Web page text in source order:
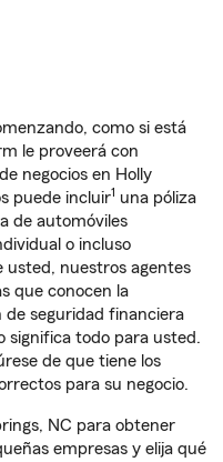
como si está
le proveerá con
negocios en Holly
puede incluir1 una póliza
de automóviles
o incluso
usted, nuestros agentes
que conocen la
seguridad financiera
significa todo para usted.
de que tiene los
para su negocio.
NC para obtener
empresas y elija qué